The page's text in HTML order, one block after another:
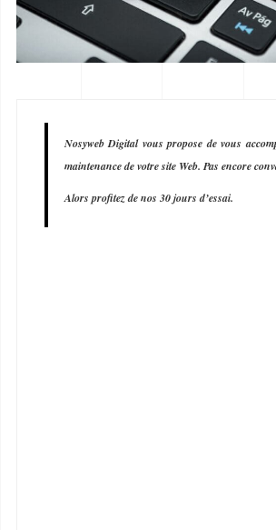
Nosyweb Digital vous propose de vous
maintenance de votre site Web. Pas encore
Alors profitez de nos 30 jours d’essai.